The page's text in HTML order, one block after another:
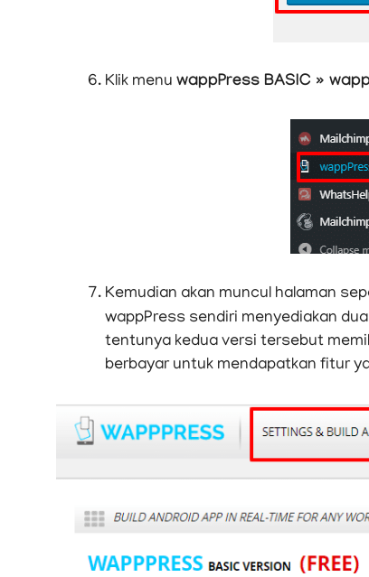
Klik menu wappPress BASIC »
Kemudian akan muncul halaman
wappPress sendiri menyediakan
tentunya kedua versi tersebut
berbayar untuk mendapatkan fitur